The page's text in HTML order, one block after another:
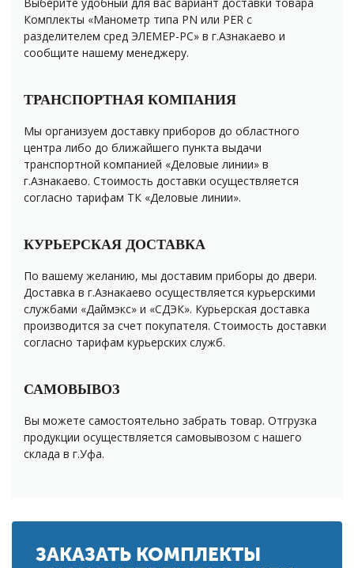
Выберите удобный для вас вариант доставки товара
Комплекты «Манометр типа PN или PER с
разделителем сред ЭЛЕМЕР-РС» в г.Азнакаево и
сообщите нашему менеджеру.
ТРАНСПОРТНАЯ КОМПАНИЯ
Мы организуем доставку приборов до областного
центра либо до ближайшего пункта выдачи
транспортной компанией «Деловые линии» в
г.Азнакаево. Стоимость доставки осуществляется
согласно тарифам ТК «Деловые линии».
КУРЬЕРСКАЯ ДОСТАВКА
По вашему желанию, мы доставим приборы до двери.
Доставка в г.Азнакаево осуществляется курьерскими
службами «Даймэкс» и «СДЭК». Курьерская доставка
производится за счет покупателя. Стоимость доставки
согласно тарифам курьерских служб.
САМОВЫВОЗ
Вы можете самостоятельно забрать товар. Отгрузка
продукции осуществляется самовывозом с нашего
склада в г.Уфа.
ЗАКАЗАТЬ КОМПЛЕКТЫ